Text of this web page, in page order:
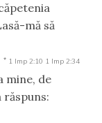
mă să
* 1 Imp 2:10 1 Imp 2:34
mine, de
răspuns: